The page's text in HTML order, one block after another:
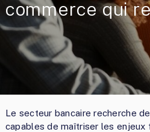
commerce qui
Le secteur bancaire recherche
capables de maîtriser les enjeux